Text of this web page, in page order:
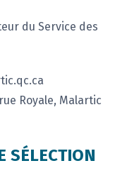
du Service des
Royale, Malartic
SÉLECTION